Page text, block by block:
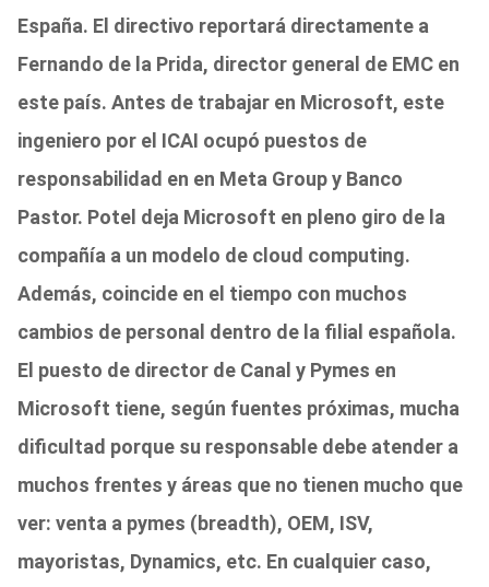
España. El directivo reportará directamente a
Fernando de la Prida, director general de EMC en
este país. Antes de trabajar en Microsoft, este
ingeniero por el ICAI ocupó puestos de
responsabilidad en en Meta Group y Banco
Pastor. Potel deja Microsoft en pleno giro de la
compañía a un modelo de cloud computing.
Además, coincide en el tiempo con muchos
cambios de personal dentro de la filial española.
El puesto de director de Canal y Pymes en
Microsoft tiene, según fuentes próximas, mucha
dificultad porque su responsable debe atender a
muchos frentes y áreas que no tienen mucho que
ver: venta a pymes (breadth), OEM, ISV,
mayoristas, Dynamics, etc. En cualquier caso,